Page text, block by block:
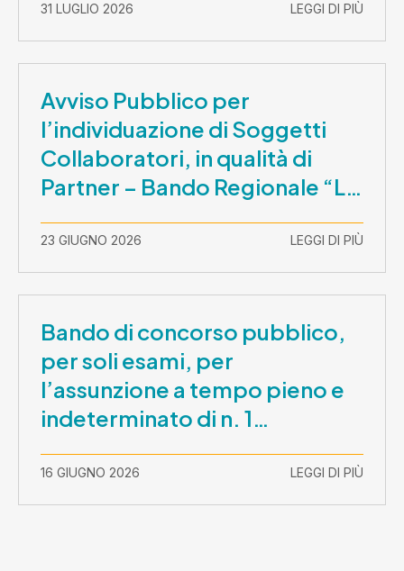
31 LUGLIO 2026 LEGGI DI PIÙ
Avviso Pubblico per
l’individuazione di Soggetti
Collaboratori, in qualità di
Partner – Bando Regionale “La
Lombardia è dei Giovani 2026”
– CUP E81B26000210003
23 GIUGNO 2026 LEGGI DI PIÙ
Bando di concorso pubblico,
per soli esami, per
l’assunzione a tempo pieno e
indeterminato di n. 1
Assistente Sociale –
Comunicazione prova scritta e
prova orale
16 GIUGNO 2026 LEGGI DI PIÙ